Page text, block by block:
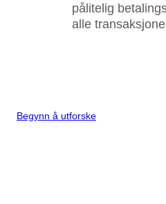
pålitelig
alle
Begynn å utforske